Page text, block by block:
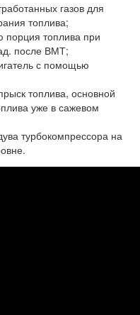
газов для
топлива;
порция топлива при
после ВМТ;
с помощью
топлива, основной
уже в сажевом
турбокомпрессора на